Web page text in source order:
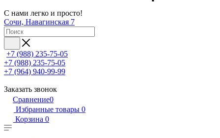
С нами легко и просто!
Сочи, Навагинская 7
+7 (988) 235-75-05
+7 (988) 235-75-05
+7 (964) 940-99-99
Заказать звонок
Сравнение0
Избранные товары 0
Корзина 0